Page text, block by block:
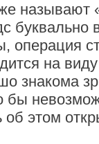
буквально
операция
на виду
знакома
бы
об этом